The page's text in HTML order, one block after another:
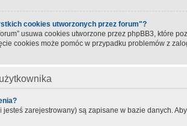
cookies utworzonych przez forum"?
usuwa cookies utworzone przez phpBB3, które
cookies może pomóc w przypadku problemów z
jesteś zarejestrowany) są zapisane w bazie danych.